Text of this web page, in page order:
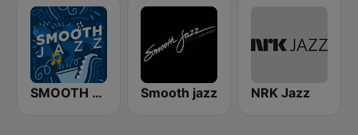
SMOOTH JAZZ Smooth jazz NRK Jazz